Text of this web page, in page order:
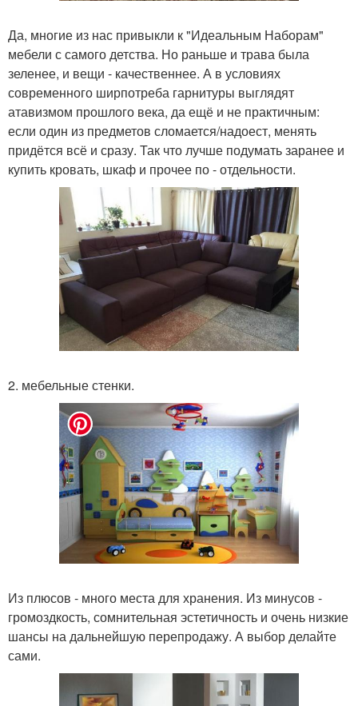
Да, многие из нас привыкли к "Идеальным Наборам"
мебели с самого детства. Но раньше и трава была
зеленее, и вещи - качественнее. А в условиях
современного ширпотреба гарнитуры выглядят
атавизмом прошлого века, да ещё и не практичным:
если один из предметов сломается/надоест, менять
придётся всё и сразу. Так что лучше подумать заранее и
купить кровать, шкаф и прочее по - отдельности.
2. мебельные стенки.
Из плюсов - много места для хранения. Из минусов -
громоздкость, сомнительная эстетичность и очень низкие
шансы на дальнейшую перепродажу. А выбор делайте
сами.